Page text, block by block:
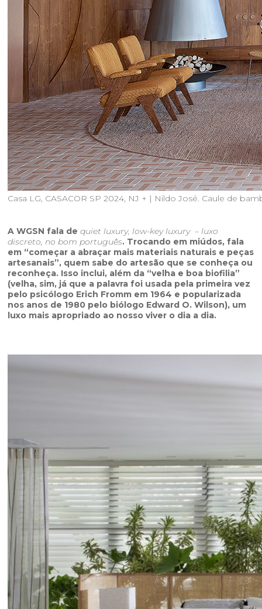
Casa LG, CASACOR SP 2024, NJ + | Nildo José. Caule de
A WGSN fala dequiet luxury, low-key luxury – luxo
discreto, no bom português. Trocando em miúdos, fala
em “começar a abraçar mais materiais naturais e peças
artesanais”, quem sabe do artesão que se conheça ou
reconheça. Isso inclui, além da “velha e boa biofilia”
(velha, sim, já que a palavra foi usada pela primeira vez
pelo psicólogo Erich Fromm em 1964 e popularizada
nos anos de 1980 pelo biólogo Edward O. Wilson), um
luxo mais apropriado ao nosso viver o dia a dia.